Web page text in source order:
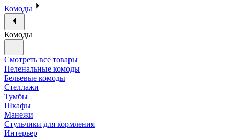
Комоды
Комоды
Смотреть все товары
Пеленальные комоды
Бельевые комоды
Стеллажи
Тумбы
Шкафы
Манежи
Стульчики для кормления
Интерьер